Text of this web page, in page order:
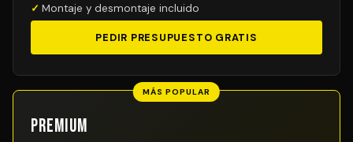
Montaje y desmontaje incluido
PEDIR PRESUPUESTO GRATIS
MÁS POPULAR
Premium